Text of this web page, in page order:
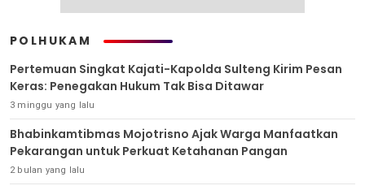
POLHUKAM
Pertemuan Singkat Kajati-Kapolda Sulteng Kirim Pesan
Keras: Penegakan Hukum Tak Bisa Ditawar
3 minggu yang lalu
Bhabinkamtibmas Mojotrisno Ajak Warga Manfaatkan
Pekarangan untuk Perkuat Ketahanan Pangan
2 bulan yang lalu